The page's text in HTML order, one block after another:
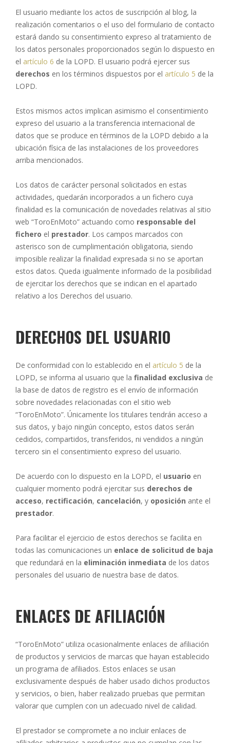
El usuario mediante los actos de suscripción al blog, la
realización comentarios o el uso del formulario de contacto
estará dando su consentimiento expreso al tratamiento de
los datos personales proporcionados según lo dispuesto en
el artículo 6 de la LOPD. El usuario podrá ejercer sus
derechos en los términos dispuestos por el artículo 5 de la
LOPD.
Estos mismos actos implican asimismo el consentimiento
expreso del usuario a la transferencia internacional de
datos que se produce en términos de la LOPD debido a la
ubicación física de las instalaciones de los proveedores
arriba mencionados.
Los datos de carácter personal solicitados en estas
actividades, quedarán incorporados a un fichero cuya
finalidad es la comunicación de novedades relativas al sitio
web “ToroEnMoto” actuando como responsable del
fichero el prestador. Los campos marcados con
asterisco son de cumplimentación obligatoria, siendo
imposible realizar la finalidad expresada si no se aportan
estos datos. Queda igualmente informado de la posibilidad
de ejercitar los derechos que se indican en el apartado
relativo a los Derechos del usuario.
DERECHOS DEL USUARIO
De conformidad con lo establecido en el artículo 5 de la
LOPD, se informa al usuario que la finalidad exclusiva de
la base de datos de registro es el envío de información
sobre novedades relacionadas con el sitio web
“ToroEnMoto”. Únicamente los titulares tendrán acceso a
sus datos, y bajo ningún concepto, estos datos serán
cedidos, compartidos, transferidos, ni vendidos a ningún
tercero sin el consentimiento expreso del usuario.
De acuerdo con lo dispuesto en la LOPD, el usuario en
cualquier momento podrá ejercitar sus derechos de
acceso, rectificación, cancelación, y oposición ante el
prestador.
Para facilitar el ejercicio de estos derechos se facilita en
todas las comunicaciones un enlace de solicitud de baja
que redundará en la eliminación inmediata de los datos
personales del usuario de nuestra base de datos.
ENLACES DE AFILIACIÓN
“ToroEnMoto” utiliza ocasionalmente enlaces de afiliación
de productos y servicios de marcas que hayan establecido
un programa de afiliados. Estos enlaces se usan
exclusivamente después de haber usado dichos productos
y servicios, o bien, haber realizado pruebas que permitan
valorar que cumplen con un adecuado nivel de calidad.
El prestador se compromete a no incluir enlaces de